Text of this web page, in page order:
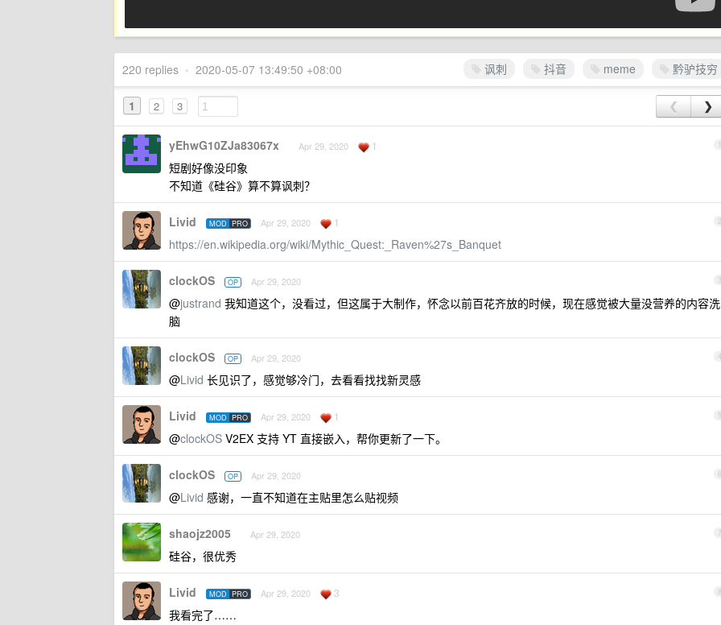
讽刺 抖音 meme 黔驴技穷
220 replies • 2020-05-07 13:49:50 +08:00
1 2 3 ❮ ❯
1
yEhwG10ZJa83067x Apr 29, 2020 1
短剧好像没印象
不知道《硅谷》算不算讽刺？
2
Livid MOD PRO Apr 29, 2020 1
https://en.wikipedia.org/wiki/Mythic_Quest:_Raven%27s_Banquet
3
clockOS OP Apr 29, 2020
@justrand 我知道这个，没看过，但这属于大制作，怀念以前百花齐放的时候，现在感觉被大量没营养的内容洗
脑
4
clockOS OP Apr 29, 2020
@Livid 长见识了，感觉够冷门，去看看找找新灵感
5
Livid MOD PRO Apr 29, 2020 1
@clockOS V2EX 支持 YT 直接嵌入，帮你更新了一下。
6
clockOS OP Apr 29, 2020
@Livid 感谢，一直不知道在主贴里怎么贴视频
7
shaojz2005 Apr 29, 2020
硅谷，很优秀
8
Livid MOD PRO Apr 29, 2020 3
我看完了……